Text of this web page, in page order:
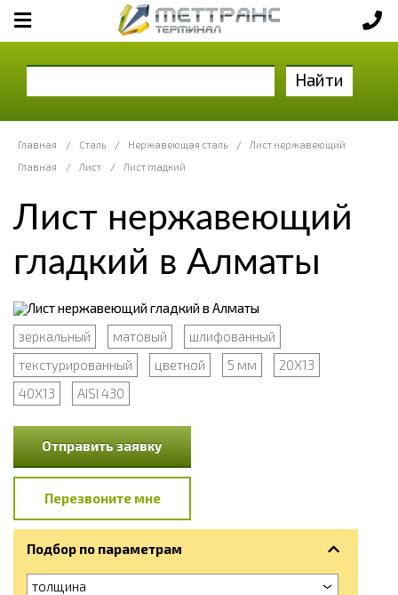
Найти
Главная / Сталь / Нержавеющая сталь /
Лист нержавеющий
Главная
/ Лист / Лист гладкий
Лист нержавеющий
гладкий в Алматы
зеркальный матовый
шлифованный
текстурированный
цветной 5 мм
20Х13
40Х13
AISI 430
Отправить заявку
Перезвоните мне
Подбор по параметрам
толщина